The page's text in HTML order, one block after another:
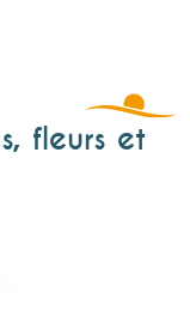
fleurs et